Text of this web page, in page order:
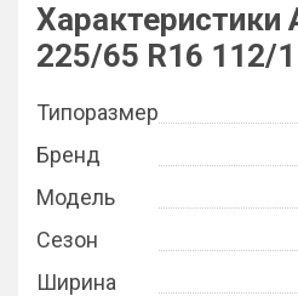
Характеристики
225/65 R16 112/
Типоразмер
Бренд
Модель
Сезон
Ширина